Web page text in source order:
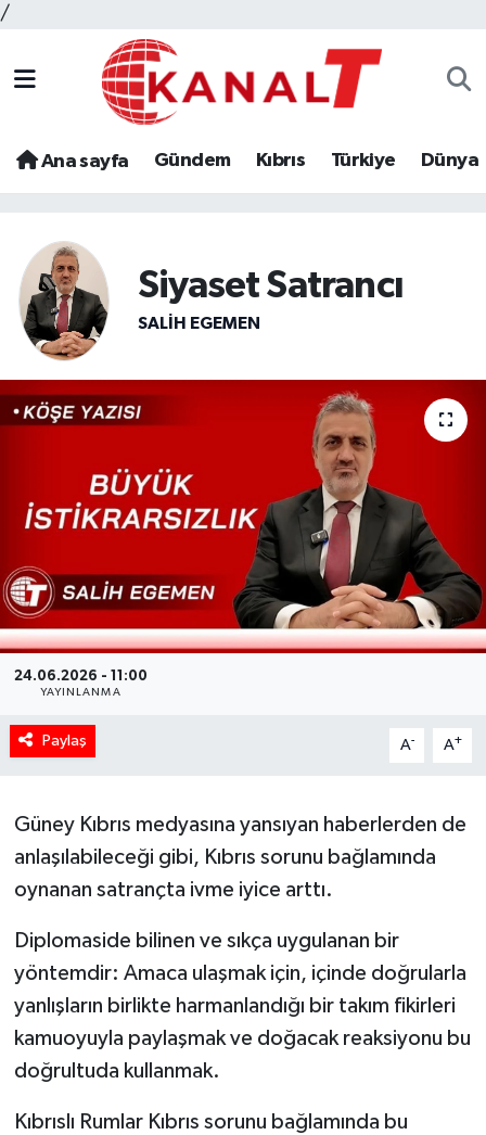
/
Ana sayfa Gündem Kıbrıs Türkiye Dünya
Siyaset Satrancı
SALIH EGEMEN
24.06.2026 - 11:00
YAYINLANMA
Paylaş A- A+
Güney Kıbrıs medyasına yansıyan haberlerden de
anlaşılabileceği gibi, Kıbrıs sorunu bağlamında
oynanan satrançta ivme iyice arttı.
Diplomaside bilinen ve sıkça uygulanan bir
yöntemdir: Amaca ulaşmak için, içinde doğrularla
yanlışların birlikte harmanlandığı bir takım fikirleri
kamuoyuyla paylaşmak ve doğacak reaksiyonu bu
doğrultuda kullanmak.
Kıbrıslı Rumlar Kıbrıs sorunu bağlamında bu